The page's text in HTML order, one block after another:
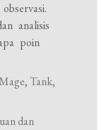
analisis
poin
Tank,
dan